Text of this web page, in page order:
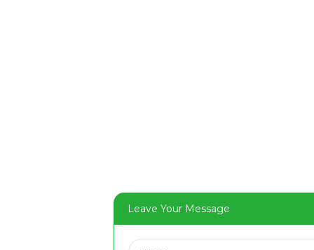
Leave Your Message